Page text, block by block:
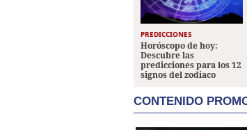
PREDICCIONES
Horóscopo de hoy:
Descubre las
predicciones para los 12
signos del zodiaco
CONTENIDO